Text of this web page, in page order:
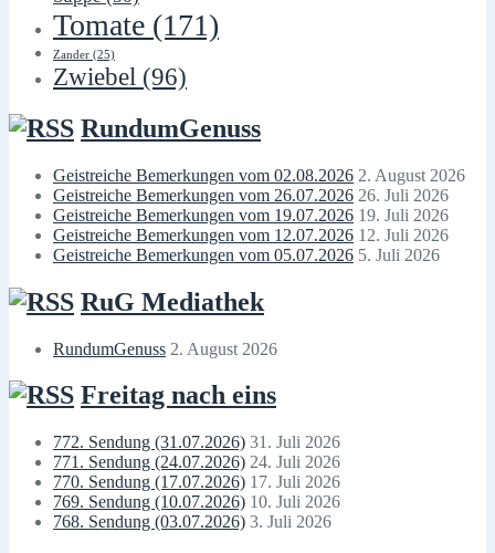
Tomate (171)
Zander (25)
Zwiebel (96)
RundumGenuss
Geistreiche Bemerkungen vom 02.08.2026 2. August 2026
Geistreiche Bemerkungen vom 26.07.2026 26. Juli 2026
Geistreiche Bemerkungen vom 19.07.2026 19. Juli 2026
Geistreiche Bemerkungen vom 12.07.2026 12. Juli 2026
Geistreiche Bemerkungen vom 05.07.2026 5. Juli 2026
RuG Mediathek
RundumGenuss 2. August 2026
Freitag nach eins
772. Sendung (31.07.2026) 31. Juli 2026
771. Sendung (24.07.2026) 24. Juli 2026
770. Sendung (17.07.2026) 17. Juli 2026
769. Sendung (10.07.2026) 10. Juli 2026
768. Sendung (03.07.2026) 3. Juli 2026